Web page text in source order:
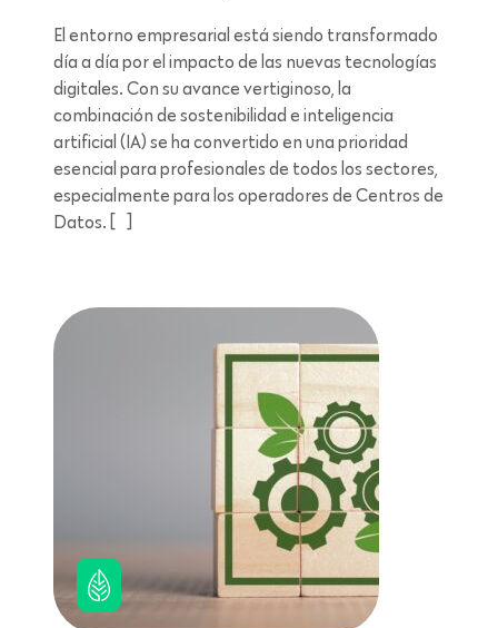
El entorno empresarial está siendo transformado
día a día por el impacto de las nuevas tecnologías
digitales. Con su avance vertiginoso, la
combinación de sostenibilidad e inteligencia
artificial (IA) se ha convertido en una prioridad
esencial para profesionales de todos los sectores,
especialmente para los operadores de Centros de
Datos. […]